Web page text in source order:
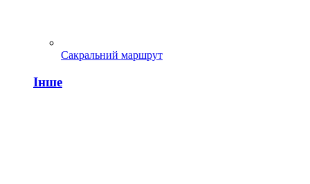
Сакральний маршрут
Інше